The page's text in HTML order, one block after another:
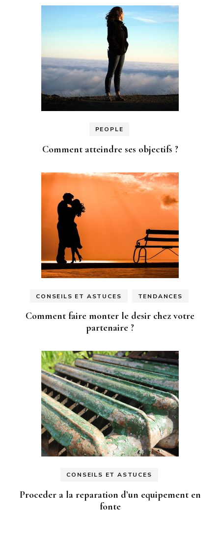
PEOPLE
Comment atteindre ses objectifs ?
CONSEILS ET ASTUCES TENDANCES
Comment faire monter le desir chez votre
partenaire ?
CONSEILS ET ASTUCES
Proceder a la reparation d’un equipement en
fonte